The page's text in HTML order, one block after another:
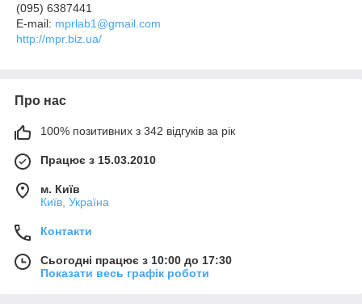
(095) 6387441
E-mail: mprlab1@gmail.com
http://mpr.biz.ua/
Про нас
100% позитивних з 342 відгуків за рік
Працює з 15.03.2010
м. Київ
Київ, Україна
Контакти
Сьогодні працює з 10:00 до 17:30
Показати весь графік роботи